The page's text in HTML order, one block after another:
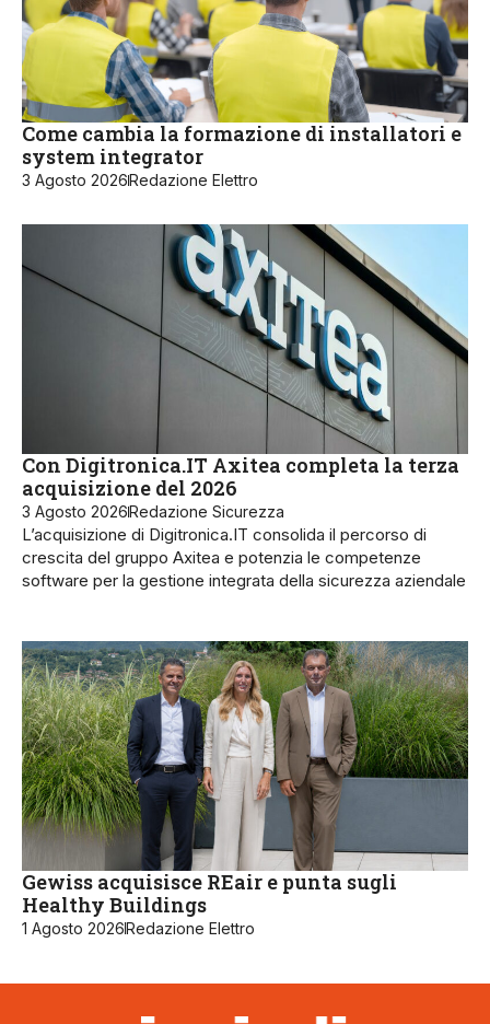
Come cambia la formazione di installatori e
system integrator
3 Agosto 2026Redazione Elettro
Con Digitronica.IT Axitea completa la terza
acquisizione del 2026
3 Agosto 2026Redazione Sicurezza
L’acquisizione di Digitronica.IT consolida il percorso di
crescita del gruppo Axitea e potenzia le competenze
software per la gestione integrata della sicurezza aziendale
Gewiss acquisisce REair e punta sugli
Healthy Buildings
1 Agosto 2026Redazione Elettro